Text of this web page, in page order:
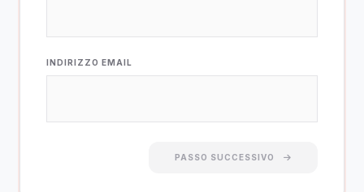
INDIRIZZO EMAIL
PASSO SUCCESSIVO